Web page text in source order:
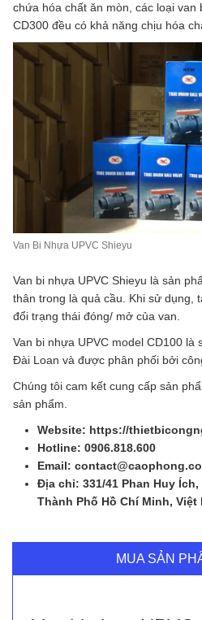
chứa hóa chất ăn mòn, các loại van
CD300 đều có khả năng chịu hóa
Van Bi Nhựa UPVC Shieyu
Van bi nhựa UPVC Shieyu là sản
thân trong là quả cầu. Khi sử dụng,
đổi trạng thái đóng/ mở của van.
Van bi nhựa UPVC model CD100 là
Đài Loan và được phân phối bởi
Chúng tôi cam kết cung cấp sản
sản phẩm.
Website: https://
Hotline: 0906.818.600
Email:
Địa chỉ: 331/41 Phan Huy
Thành Phố Hồ Chí Minh, Việt
MUA SẢN